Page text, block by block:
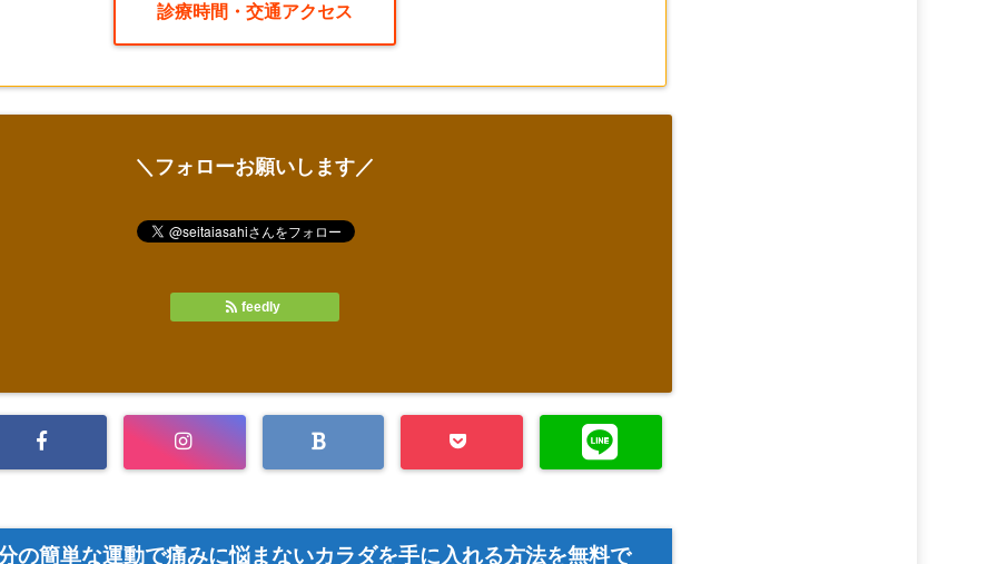
診療時間・交通アクセス
＼フォローお願いします／
feedly
の簡単な運動で痛みに悩まないカラダを手に入れる方法を無料で